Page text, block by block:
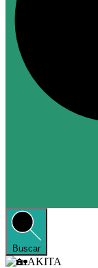
Buscar